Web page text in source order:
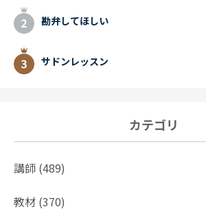
勘弁してほしい
サドンレッスン
カテゴリ
講師 (489)
教材 (370)